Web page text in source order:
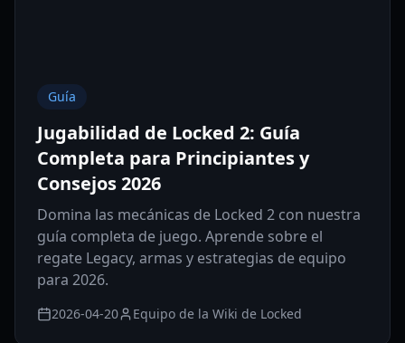
Guía
Jugabilidad de Locked 2: Guía
Completa para Principiantes y
Consejos 2026
Domina las mecánicas de Locked 2 con nuestra
guía completa de juego. Aprende sobre el
regate Legacy, armas y estrategias de equipo
para 2026.
2026-04-20 Equipo de la Wiki de Locked